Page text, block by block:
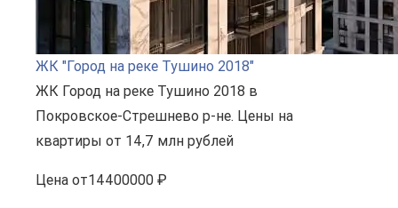
ЖК "Город на реке Тушино 2018"
ЖК Город на реке Тушино 2018 в
Покровское-Стрешнево р-не. Цены на
квартиры от 14,7 млн рублей
Цена от14400000 ₽